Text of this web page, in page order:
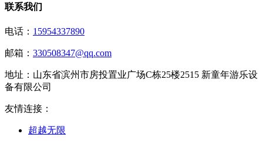
联系我们
电话： 15954337890
邮箱： 330508347@qq.com
地址： 山东省滨州市房投置业广场C栋25楼2515 新童年游乐设
备有限公司
友情连接：
超越无限